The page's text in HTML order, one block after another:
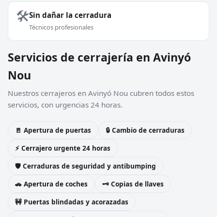
🛠️Sin dañar la cerradura
Técnicos profesionales
Servicios de cerrajería en Avinyó
Nou
Nuestros cerrajeros en Avinyó Nou cubren todos estos
servicios, con urgencias 24 horas.
🚪 Apertura de puertas
🔒 Cambio de cerraduras
⚡ Cerrajero urgente 24 horas
🛡️ Cerraduras de seguridad y antibumping
🚗 Apertura de coches
🗝️ Copias de llaves
🚧 Puertas blindadas y acorazadas